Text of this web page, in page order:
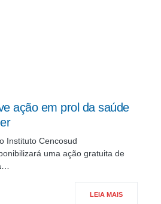
ação em prol da saúde
Instituto Cencosud
uma ação gratuita de
LEIA MAIS